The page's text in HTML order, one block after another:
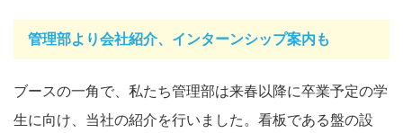
管理部より会社紹介、インターンシップ案内も
ブースの一角で、私たち管理部は来春以降に卒業予定の学
生に向け、当社の紹介を行いました。看板である盤の設